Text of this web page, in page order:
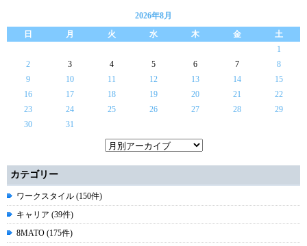
2026年8月
日
月 火 水 木 金
土
1
2
3 4 5 6 7
8
9
10 11 12 13 14
15
16
17 18 19 20 21
22
23
24 25 26 27 28
29
30
31
カテゴリー
ワークスタイル (150件)
キャリア (39件)
8MATO (175件)